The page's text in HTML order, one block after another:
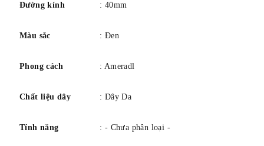
Đường kính : 40mm
Màu sắc : Đen
Phong cách : Ameradl
Chất liệu dây : Dây Da
Tính năng : - Chưa phân loại -